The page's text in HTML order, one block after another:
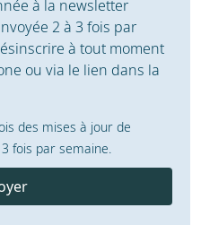
à la newsletter
2 à 3 fois par
à tout moment
ou via le lien dans la
des mises à jour de
fois par semaine.